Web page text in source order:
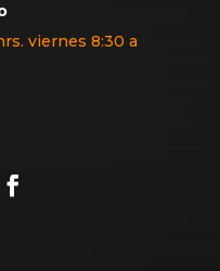
viernes 8:30 a